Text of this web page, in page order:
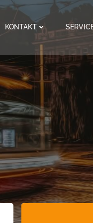
KONTAKT
Suchen